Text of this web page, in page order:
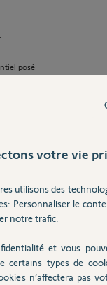
posé
que j'ai
câblé
votre vie
utilisons des
Personnaliser le
notre trafic.
et vous
types de
n’affectera pas